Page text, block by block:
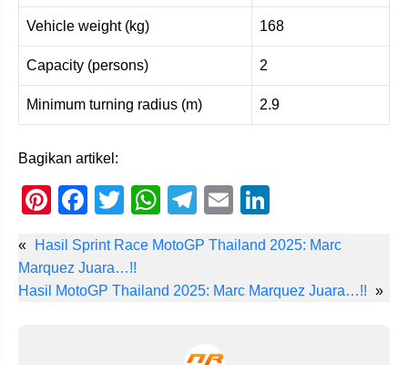
Vehicle weight (kg) 168
Capacity (persons) 2
Minimum turning radius (m) 2.9
Bagikan artikel:
Pi
er
e
F
c
e
T
tt
er
W
at
s
T
e
gr
m
E
ail k
e
«
Hasil Sprint Race MotoGP Thailand 2025: Marc
Marquez Juara…!!
Hasil MotoGP Thailand 2025: Marc Marquez Juara…!! »